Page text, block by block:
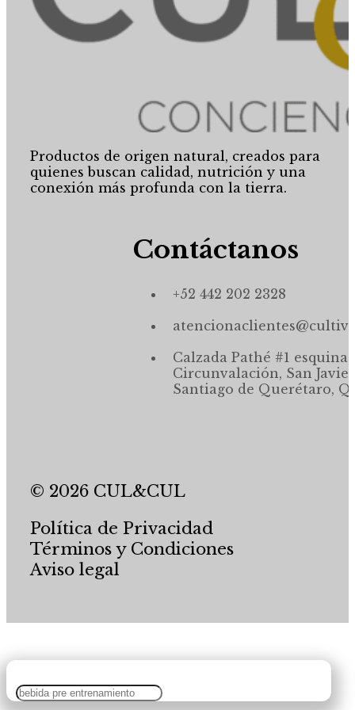
Productos de origen natural, creados para
quienes buscan calidad, nutrición y una
conexión más profunda con la tierra.
Contáctanos
+52 442 202 2328
Calzada Pathé #1 esquina,
Circunvalación, San
Santiago de Querétaro,
© 2026 CUL&CUL
Política de Privacidad
Términos y Condiciones
Aviso legal